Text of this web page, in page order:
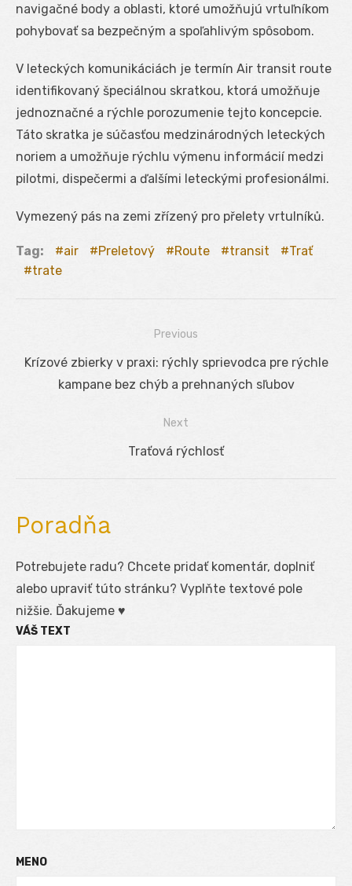
navigačné body a oblasti, ktoré umožňujú vrtuľníkom
pohybovať sa bezpečným a spoľahlivým spôsobom.
V leteckých komunikáciách je termín Air transit route
identifikovaný špeciálnou skratkou, ktorá umožňuje
jednoznačné a rýchle porozumenie tejto koncepcie.
Táto skratka je súčasťou medzinárodných leteckých
noriem a umožňuje rýchlu výmenu informácií medzi
pilotmi, dispečermi a ďalšími leteckými profesionálmi.
Vymezený pás na zemi zřízený pro přelety vrtulníků.
Tag: air Preletový Route transit
Trať
trate
Navigácia
Previous
Previous
Krízové zbierky v praxi: rýchly sprievodca pre rýchle
kampane bez chýb a prehnaných sľubov
Next
Next
Traťová rýchlosť
Poradňa
Potrebujete radu? Chcete pridať komentár, doplniť
alebo upraviť túto stránku? Vyplňte textové pole
nižšie. Ďakujeme ♥
VÁŠ TEXT
MENO